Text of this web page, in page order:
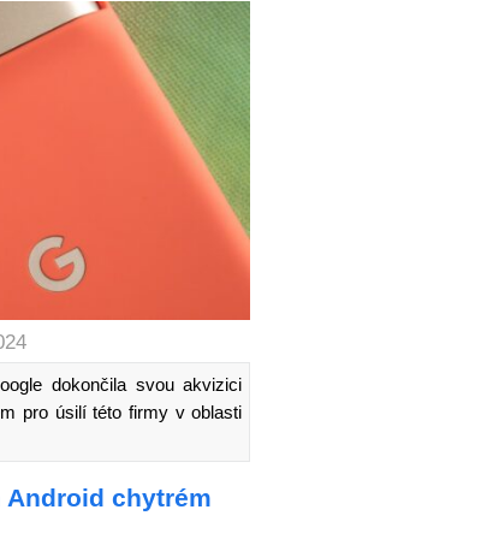
dokončila svou akvizici
pro úsilí této firmy v oblasti
Android chytrém